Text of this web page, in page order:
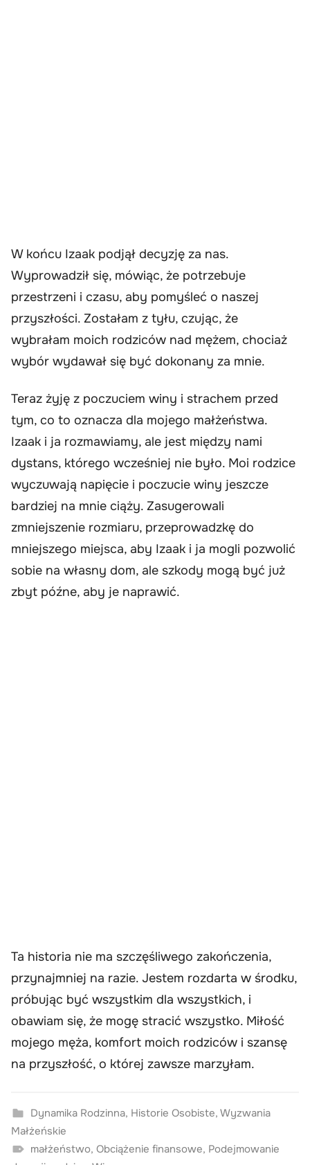
W końcu Izaak podjął decyzję za nas.
Wyprowadził się, mówiąc, że potrzebuje
przestrzeni i czasu, aby pomyśleć o naszej
przyszłości. Zostałam z tyłu, czując, że
wybrałam moich rodziców nad mężem, chociaż
wybór wydawał się być dokonany za mnie.
Teraz żyję z poczuciem winy i strachem przed
tym, co to oznacza dla mojego małżeństwa.
Izaak i ja rozmawiamy, ale jest między nami
dystans, którego wcześniej nie było. Moi rodzice
wyczuwają napięcie i poczucie winy jeszcze
bardziej na mnie ciąży. Zasugerowali
zmniejszenie rozmiaru, przeprowadzkę do
mniejszego miejsca, aby Izaak i ja mogli pozwolić
sobie na własny dom, ale szkody mogą być już
zbyt późne, aby je naprawić.
Ta historia nie ma szczęśliwego zakończenia,
przynajmniej na razie. Jestem rozdarta w środku,
próbując być wszystkim dla wszystkich, i
obawiam się, że mogę stracić wszystko. Miłość
mojego męża, komfort moich rodziców i szansę
na przyszłość, o której zawsze marzyłam.
Dynamika Rodzinna, Historie Osobiste, Wyzwania
Małżeńskie
małżeństwo, Obciążenie finansowe, Podejmowanie